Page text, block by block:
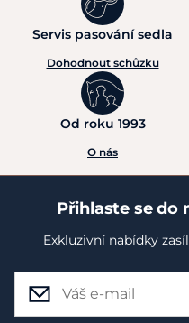
Servis pasování sedla
Dohodnout schůzku
Od roku 1993
O nás
Přihlaste se do
Exkluzivní nabídky